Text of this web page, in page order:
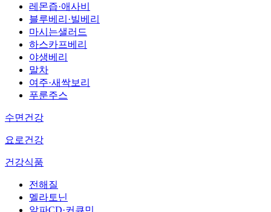
레몬즙·애사비
블루베리·빌베리
마시는샐러드
하스카프베리
야생베리
말차
여주·새싹보리
푸룬주스
수면건강
요로건강
건강식품
전해질
멜라토닌
알파CD·커큐민